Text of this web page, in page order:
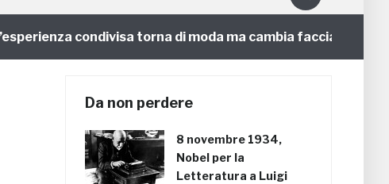
condivisa torna di moda ma cambia faccia
Da non perdere
8 novembre 1934,
Nobel per la
Letteratura a Luigi